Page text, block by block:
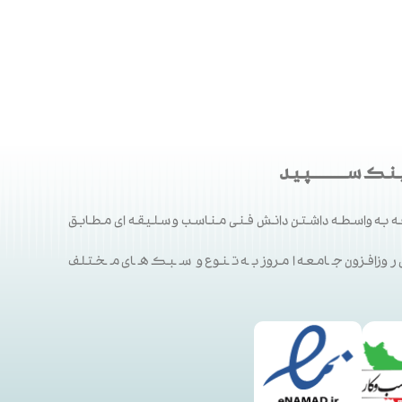
ســـــــــپید
به واسطه داشتن دانش فنی مناسب و سلیقه ای مطابق
روزافزون جامعه امروز به تنوع و سبک های مختلف